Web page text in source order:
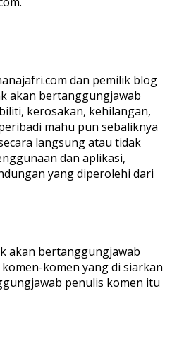
dan pemilik blog
akan bertanggungjawab
kerosakan, kehilangan,
mahu pun sebaliknya
langsung atau tidak
dan aplikasi,
yang diperolehi dari
akan bertanggungjawab
komen yang di siarkan
penulis komen itu